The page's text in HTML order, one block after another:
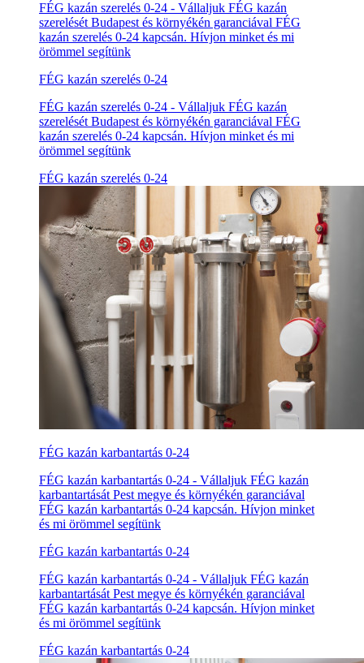
FÉG kazán szerelés 0-24 - Vállaljuk FÉG kazán
szerelését Budapest és környékén garanciával FÉG
kazán szerelés 0-24 kapcsán. Hívjon minket és mi
örömmel segítünk
FÉG kazán szerelés 0-24
FÉG kazán szerelés 0-24 - Vállaljuk FÉG kazán
szerelését Budapest és környékén garanciával FÉG
kazán szerelés 0-24 kapcsán. Hívjon minket és mi
örömmel segítünk
FÉG kazán szerelés 0-24
FÉG kazán karbantartás 0-24
FÉG kazán karbantartás 0-24 - Vállaljuk FÉG kazán
karbantartását Pest megye és környékén garanciával
FÉG kazán karbantartás 0-24 kapcsán. Hívjon minket
és mi örömmel segítünk
FÉG kazán karbantartás 0-24
FÉG kazán karbantartás 0-24 - Vállaljuk FÉG kazán
karbantartását Pest megye és környékén garanciával
FÉG kazán karbantartás 0-24 kapcsán. Hívjon minket
és mi örömmel segítünk
FÉG kazán karbantartás 0-24